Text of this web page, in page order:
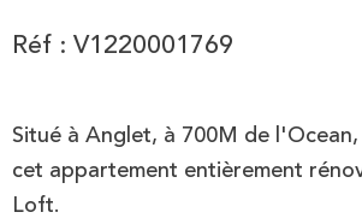
Réf : V1220001769
Situé à Anglet, à 700M de
cet appartement entièrement
Loft.